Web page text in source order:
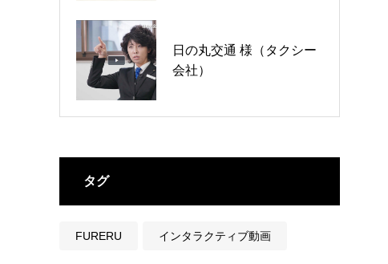
日の丸交通 様（タクシー
会社）
大山音楽教室 様（ピアノ
教室）
タグ
FURERU インタラクティブ動画